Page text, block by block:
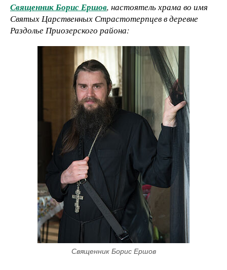
Священник Борис Ершов, настоятель храма во имя
Святых Царственных Страстотерпцев в деревне
Раздолье Приозерского района:
Священник Борис Ершов